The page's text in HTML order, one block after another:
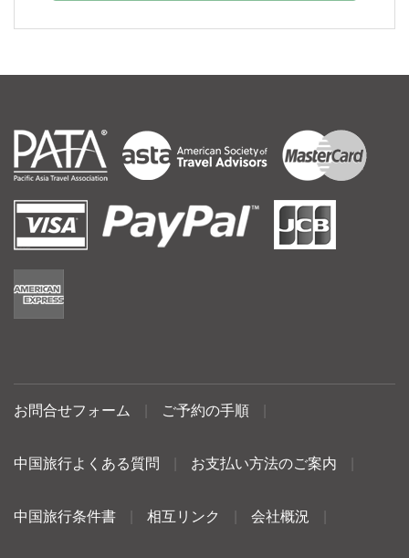
お問合せフォーム ご予約の手順
中国旅行よくある質問 お支払い方法のご案内
中国旅行条件書 相互リンク 会社概況